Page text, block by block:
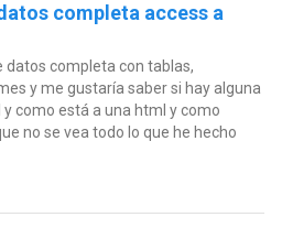
completa access a
datos completa con tablas,
y me gustaría saber si hay alguna
como está a una html y como
no se vea todo lo que he hecho